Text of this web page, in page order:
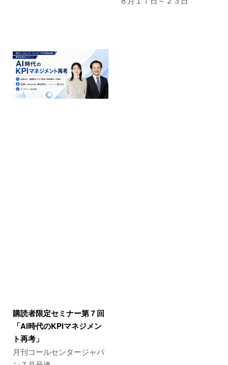
購読者限定セミナー第７回
「AI時代のKPIマネジメン
ト再考」
月刊コールセンタージャパ